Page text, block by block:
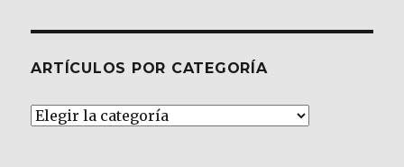
ARTÍCULOS POR CATEGORÍA
Artículos